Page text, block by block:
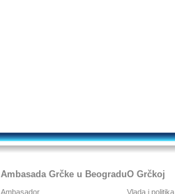
Ambasada Grčke u Beogradu
Ambasador
O Grčkoj
Vlada i politika